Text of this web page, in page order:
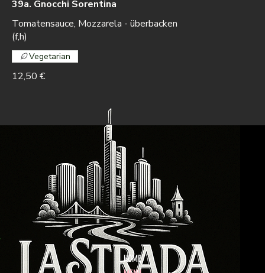
39a. Gnocchi Sorentina
Tomatensauce, Mozzarela - überbacken
(f,h)
12,50 €
Vegetarian
HOME